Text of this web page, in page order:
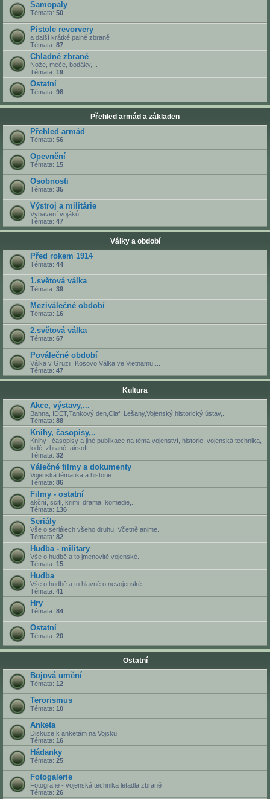
Samopaly
Témata: 50
Pistole revorvery
a další krátké palné zbraně
Témata: 87
Chladné zbraně
Nože, meče, bodáky,...
Témata: 19
Ostatní
Témata: 98
Přehled armád a základen
Přehled armád
Témata: 56
Opevnění
Témata: 15
Osobnosti
Témata: 35
Výstroj a militárie
Vybavení vojáků
Témata: 47
Války a období
Před rokem 1914
Témata: 44
1.světová válka
Témata: 39
Meziválečné období
Témata: 16
2.světová válka
Témata: 67
Poválečné období
Válka v Gruzii, Kosovo,Válka ve Vietnamu,...
Témata: 47
Kultura
Akce, výstavy,...
Bahna, IDET,Tankový den,Ciaf, Lešany,Vojenský historický ústav,...
Témata: 88
Knihy, časopisy,..
Knihy , časopisy a jiné publikace na téma vojenství, historie, vojenská technika,
lodě, zbraně,.airsoft,..
Témata: 32
Válečné filmy a dokumenty
Vojenská tématika a historie
Témata: 86
Filmy - ostatní
akční, scifi, krimi, drama, komedie,...
Témata: 136
Seriály
Vše o seriálech všeho druhu. Včetně anime.
Témata: 82
Hudba - military
Vše o hudbě a to jmenovitě vojenské.
Témata: 15
Hudba
Vše o hudbě a to hlavně o nevojenské.
Témata: 41
Hry
Témata: 84
Ostatní
Témata: 20
Ostatní
Bojová umění
Témata: 12
Terorismus
Témata: 10
Anketa
Diskuze k anketám na Vojsku
Témata: 16
Hádanky
Témata: 25
Fotogalerie
Fotografie - vojenská technika letadla zbraně
Témata: 26